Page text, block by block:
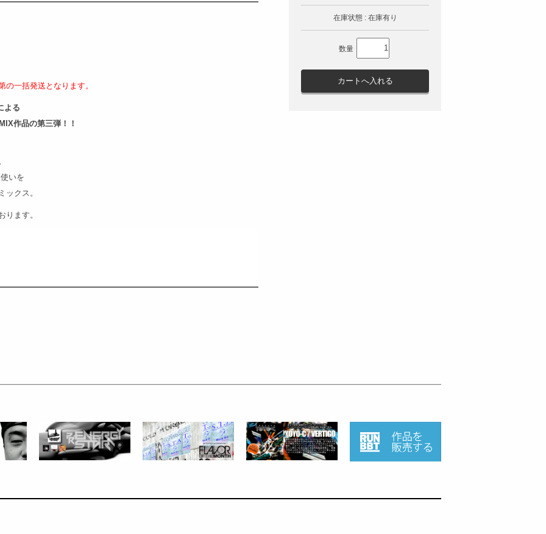
在庫状態 : 在庫有り
数量
の一括発送となります。
よる
作品の第三弾！！
いを
ックス。
ります。